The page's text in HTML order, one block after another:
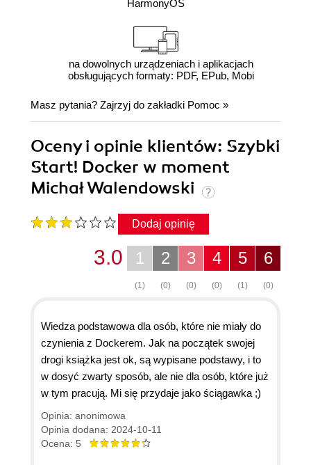
HarmonyOS
na dowolnych urządzeniach i aplikacjach
obsługujących formaty: PDF, EPub, Mobi
Masz pytania? Zajrzyj do zakładki Pomoc »
Oceny i opinie klientów: Szybki
Start! Docker w moment
Michał Walendowski
Dodaj opinię
6
(0)
5
(1)
4
(0)
3
(0)
2
(0)
1
(1)
3.0
Wiedza podstawowa dla osób, które nie miały do
czynienia z Dockerem. Jak na początek swojej
drogi książka jest ok, są wypisane podstawy, i to
w dosyć zwarty sposób, ale nie dla osób, które już
w tym pracują. Mi się przydaje jako ściągawka ;)
Opinia: anonimowa
Opinia dodana: 2024-10-11
Ocena: 5